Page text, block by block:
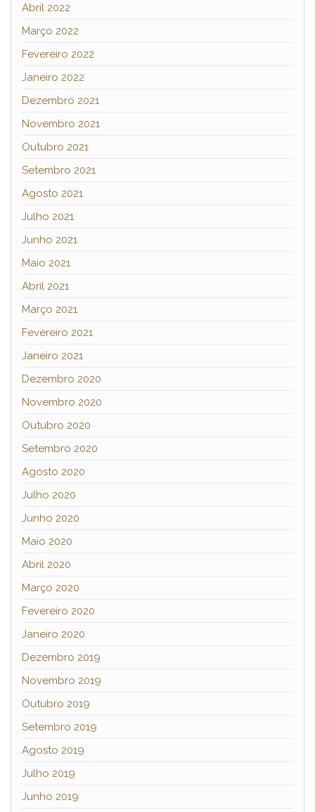
Abril 2022
Março 2022
Fevereiro 2022
Janeiro 2022
Dezembro 2021
Novembro 2021
Outubro 2021
Setembro 2021
Agosto 2021
Julho 2021
Junho 2021
Maio 2021
Abril 2021
Março 2021
Fevereiro 2021
Janeiro 2021
Dezembro 2020
Novembro 2020
Outubro 2020
Setembro 2020
Agosto 2020
Julho 2020
Junho 2020
Maio 2020
Abril 2020
Março 2020
Fevereiro 2020
Janeiro 2020
Dezembro 2019
Novembro 2019
Outubro 2019
Setembro 2019
Agosto 2019
Julho 2019
Junho 2019